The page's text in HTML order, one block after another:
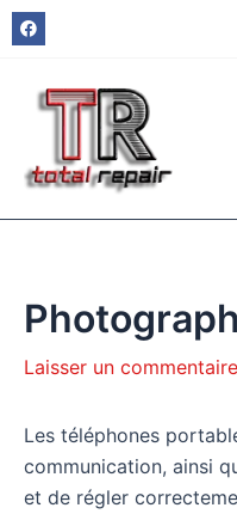
Aller
au
F
a
c
Laisser un commentaire
Les téléphones
communication, ainsi
et de régler
Navigation
des